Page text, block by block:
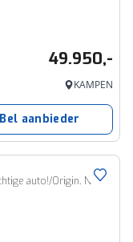
49.950,-
KAMPEN
Bel aanbieder
Coupé 2.0 TFSI quattro Sport Pro Line S /Prachtige auto!/Origin. NL!/Pano/Leder/Navi/252PK/